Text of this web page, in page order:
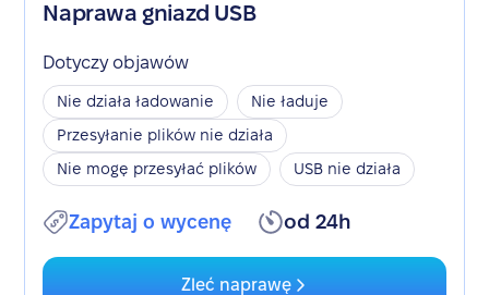
Naprawa gniazd USB
Dotyczy objawów
Nie działa ładowanie
Nie ładuje
Przesyłanie plików nie działa
Nie mogę przesyłać plików
USB nie działa
Zapytaj o wycenę od 24h
Zleć naprawę